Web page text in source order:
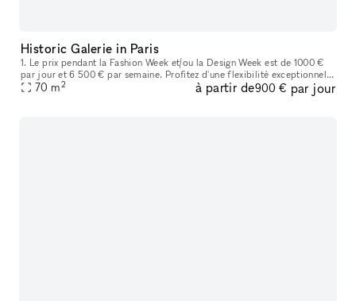
Historic Galerie in Paris
1. Le prix pendant la Fashion Week et/ou la Design Week est de 1000 €
par jour et 6 500 € par semaine. Profitez d'une flexibilité exceptionnelle
pour des événements temporaires, surtout pour les show
70 m2 à partir de900 € par jour